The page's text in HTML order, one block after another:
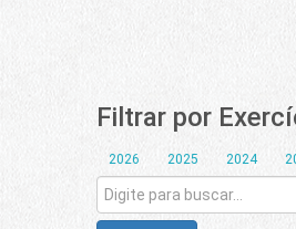
Filtrar por
2026 2025 2024